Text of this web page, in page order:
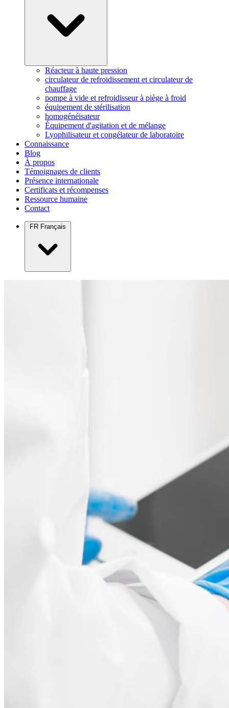
Réacteur à haute pression
circulateur de refroidissement et circulateur de
chauffage
pompe à vide et refroidisseur à piège à froid
équipement de stérilisation
homogénéisateur
Équipement d'agitation et de mélange
Lyophilisateur et congélateur de laboratoire
Connaissance
Blog
À propos
Témoignages de clients
Présence internationale
Certificats et récompenses
Ressource humaine
Contact
FR Français